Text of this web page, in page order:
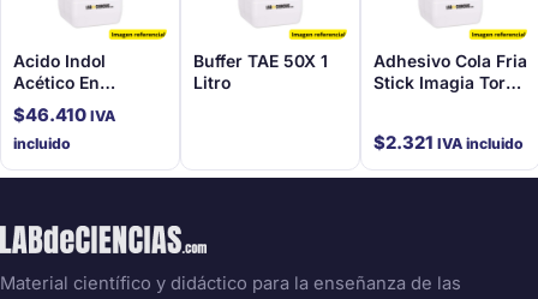
Acido Indol
Acético En
Solución (1 Mg/Ml)
$46.410 IVA
incluido
Buffer TAE 50X 1
Litro
Adhesivo Cola Fria
Stick Imagia Torre
$2.321 IVA incluido
Material científico y didáctico para la enseñanza de las